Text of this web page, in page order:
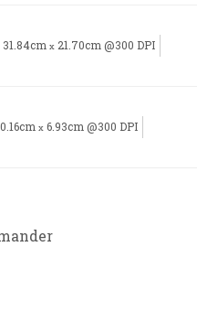
31.84cm x 21.70cm @300 DPI
x 6.93cm @300 DPI